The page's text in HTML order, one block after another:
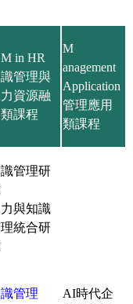
in HR
管理與
力資源融
課程
M
anagement
Application
管理應用
類課程
管理研
力與知識
統合研
管理
AI時代企